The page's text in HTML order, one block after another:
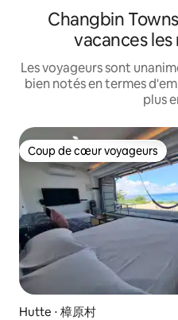
Changbin
vacances
Les voyageurs sont
bien notés en termes
plus
Coup de cœur voyageurs
Coup de cœur voyageurs
Hutte ⋅ 樟原村